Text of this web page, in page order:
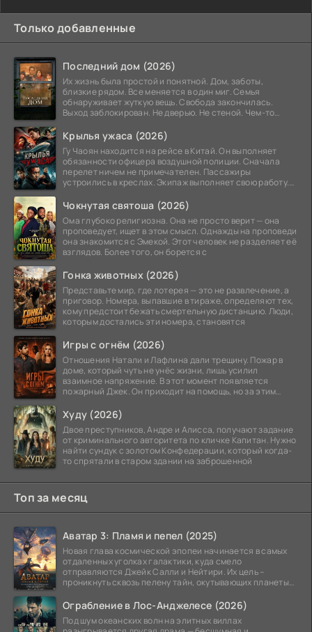
Только добавленные
Последний дом (2026)
Их жизнь была простой и понятной. Дом, заботы,
близкие рядом. Все меняется в один миг. Семья
обнаруживает жуткую вещь. Свобода закончилась.
Выход заблокирован. Не дверью. Не стеной. Чем-то
Крылья ужаса (2026)
Гу Чаоян находится на рейсе в Китай. Он выполняет
обязанности офицера воздушной полиции. Сначала
перелет ничем не примечателен. Пассажиры
устроились в креслах. Экипаж выполняет свою работу.
Чокнутая святоша (2026)
Ома глубоко религиозна. Она не просто верит — она
проповедует, ищет в этом смысл. Однажды на проповеди
она знакомится с Эмекой. Этот человек не разделяет её
взглядов. Более того, он борется с
Гонка животных (2026)
Представьте мир, где лотерея — это не развлечение, а
приговор. Номера, выпавшие в тираже, определяют тех,
кому предстоит бежать смертельную дистанцию. Люди,
которым достались эти номера, становятся
Игры с огнём (2026)
Отношения Натали и Лафлина дали трещину. Пожар в
доме, который чуть не унёс жизни, лишь усилил
взаимное напряжение. В этот момент появляется
пожарный Джек. Он приходит на помощь, но за этим
Худу (2026)
Двое преступников, Андре и Алисса, получают задание
от криминального авторитета по кличке Капитан. Нужно
найти сундук с золотом Конфедерации, который когда-
то спрятали в старом здании на заброшенной
Топ за месяц
Аватар 3: Пламя и пепел (2025)
Новая глава космической эпопеи начинается в самых
отдаленных уголках галактики, куда смело
отправляются Джейк Салли и Нейтири. Их цель –
проникнуть сквозь пелену тайн, окутывающих планеты
Ограбление в Лос-Анджелесе (2026)
Под шум океанских волн на элитных виллах